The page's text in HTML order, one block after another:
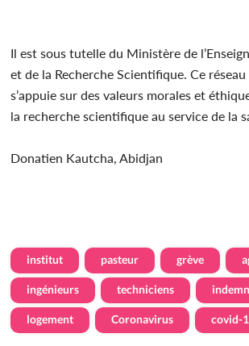
Il est sous tutelle du Ministère de
et de la Recherche Scientifique. Ce
s’appuie sur des valeurs morales et
la recherche scientifique au service de la
Donatien Kautcha, Abidjan
institut pasteur grève
ingénieurs techniciens
logement Coronavirus covid-